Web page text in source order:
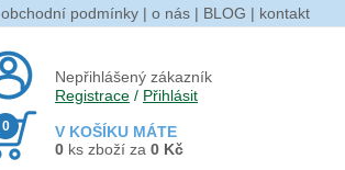
obchodní podmínky | o nás | BLOG | kontakt
Nepřihlášený zákazník
Registrace / Přihlásit
V KOŠÍKU MÁTE
0
0 ks zboží za 0 Kč